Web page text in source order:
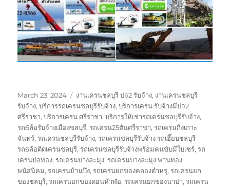
Posted
on
March 23, 2024 Tags
งานเครนชลบุรี ปจ2 รับจ้าง, งานเครนชลบุรี
รับจ้าง,บริการรถเครนชลบุรีรับจ้าง,บริการเครน รับจ้างมีปจ2
ศรีราชา,บริการเครน ศรีราชา,บริการให้เช่ารถเครนชลบุรีรับจ้าง,
รถ6ล้อรับจ้างเมืองชลบุรี,รถเครน25ตันศรีราชา,รถเครนกิ่งเกาะ
จันทร์,รถเครนชลบุรีรับจ้าง,รถเครนชลบุรีรับจ้าง รถเฮี๊ยบชลบุรี
รถ6ล้อติดเครนชลบุรี,รถเครนชลบุรีรับจ้างพร้อมคนขับมีใบเซร์,รถ
เครนบ่อทอง,รถเครนบางละมุง,รถเครนบางละมุง พานทอง
พนัสนิคม,รถเครนบ้านบึง,รถเครนยกของคลองตำหรุ,รถเครนยก
ของชลบุรี,รถเครนยกของดอนหัวฬ่อ,รถเครนยกของนาป่า,รถเครน